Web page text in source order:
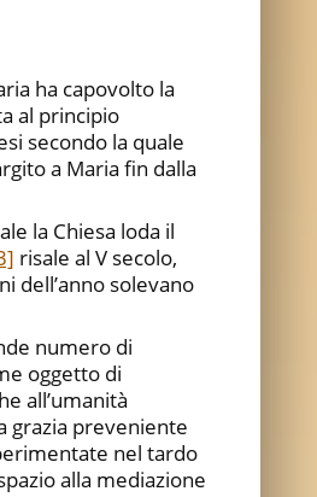
ha capovolto la
al principio
secondo la quale
a Maria fin dalla
la Chiesa loda il
risale al V secolo,
dell’anno solevano
numero di
oggetto di
all’umanità
grazia preveniente
nel tardo
alla mediazione